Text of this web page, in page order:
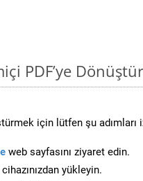
PDF’ye
için lütfen şu adımları
web sayfasını ziyaret edin.
cihazınızdan yükleyin.